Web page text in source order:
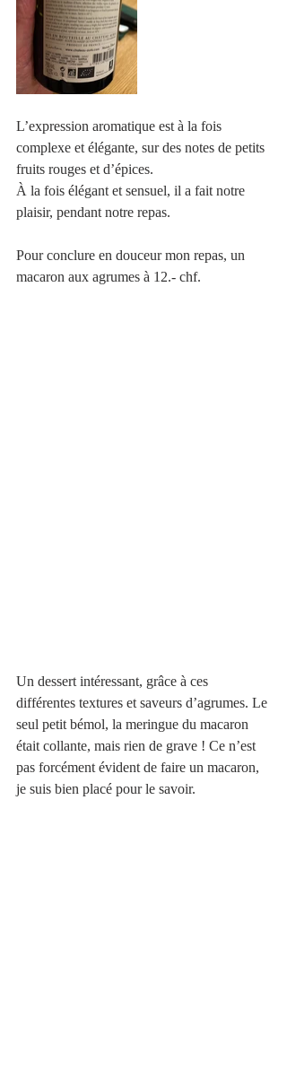
L’expression aromatique est à la fois
complexe et élégante, sur des notes de petits
fruits rouges et d’épices.
À la fois élégant et sensuel, il a fait notre
plaisir, pendant notre repas.
Pour conclure en douceur mon repas, un
macaron aux agrumes à 12.- chf.
Un dessert intéressant, grâce à ces
différentes textures et saveurs d’agrumes. Le
seul petit bémol, la meringue du macaron
était collante, mais rien de grave ! Ce n’est
pas forcément évident de faire un macaron,
je suis bien placé pour le savoir.